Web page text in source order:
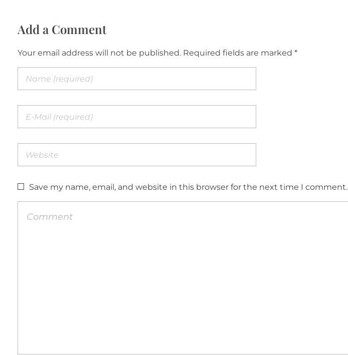
Add a Comment
Your email address will not be published. Required fields are marked *
Save my name, email, and website in this browser for the next time I comment.